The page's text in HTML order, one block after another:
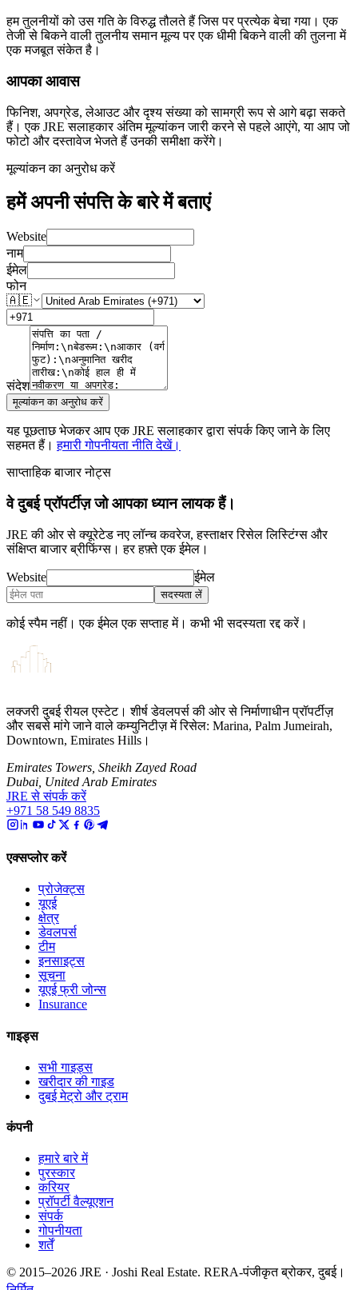
हम तुलनीयों को उस गति के विरुद्ध तौलते हैं जिस पर प्रत्येक बेचा गया। एक
तेजी से बिकने वाली तुलनीय समान मूल्य पर एक धीमी बिकने वाली की तुलना में
एक मजबूत संकेत है।
आपका आवास
फिनिश, अपग्रेड, लेआउट और दृश्य संख्या को सामग्री रूप से आगे बढ़ा सकते
हैं। एक JRE सलाहकार अंतिम मूल्यांकन जारी करने से पहले आएंगे, या आप जो
फोटो और दस्तावेज भेजते हैं उनकी समीक्षा करेंगे।
मूल्यांकन का अनुरोध करें
हमें अपनी संपत्ति के बारे में बताएं
Website
नाम
ईमेल
फोन
🇦🇪
संदेश
मूल्यांकन का अनुरोध करें
यह पूछताछ भेजकर आप एक JRE सलाहकार द्वारा संपर्क किए जाने के लिए
सहमत हैं। हमारी गोपनीयता नीति देखें।
साप्ताहिक बाजार नोट्स
वे दुबई प्रॉपर्टीज़ जो आपका ध्यान लायक हैं।
JRE की ओर से क्यूरेटेड नए लॉन्च कवरेज, हस्ताक्षर रिसेल लिस्टिंग्स और
संक्षिप्त बाजार ब्रीफिंग्स। हर हफ़्ते एक ईमेल।
Website ईमेल
सदस्यता लें
कोई स्पैम नहीं। एक ईमेल एक सप्ताह में। कभी भी सदस्यता रद्द करें।
लक्जरी दुबई रीयल एस्टेट। शीर्ष डेवलपर्स की ओर से निर्माणाधीन प्रॉपर्टीज़
और सबसे मांगे जाने वाले कम्युनिटीज़ में रिसेल: Marina, Palm Jumeirah,
Downtown, Emirates Hills।
Emirates Towers, Sheikh Zayed Road
Dubai, United Arab Emirates
JRE से संपर्क करें
+971 58 549 8835
एक्सप्लोर करें
प्रोजेक्ट्स
यूएई
क्षेत्र
डेवलपर्स
टीम
इनसाइट्स
सूचना
यूएई फ्री जोन्स
Insurance
गाइड्स
सभी गाइड्स
खरीदार की गाइड
दुबई मेट्रो और ट्राम
कंपनी
हमारे बारे में
पुरस्कार
करियर
प्रॉपर्टी वैल्यूएशन
संपर्क
गोपनीयता
शर्तें
© 2015–2026 JRE · Joshi Real Estate. RERA-पंजीकृत ब्रोकर, दुबई।